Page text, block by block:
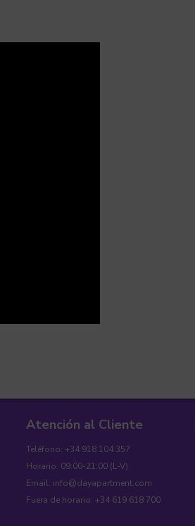
Atención al Cliente
Teléfono: +34 918 104 357
Horario: 09:00-21:00 (L-V)
Email: info@dayapartment.com
Fuera de horario: +34 619 618 700